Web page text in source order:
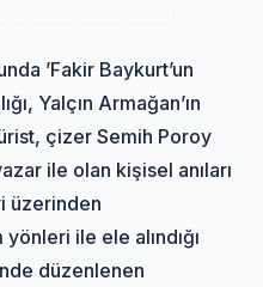
’Fakir Baykurt’un
Yalçın Armağan’ın
çizer Semih Poroy
ile olan kişisel anıları
üzerinden
ile ele alındığı
düzenlenen